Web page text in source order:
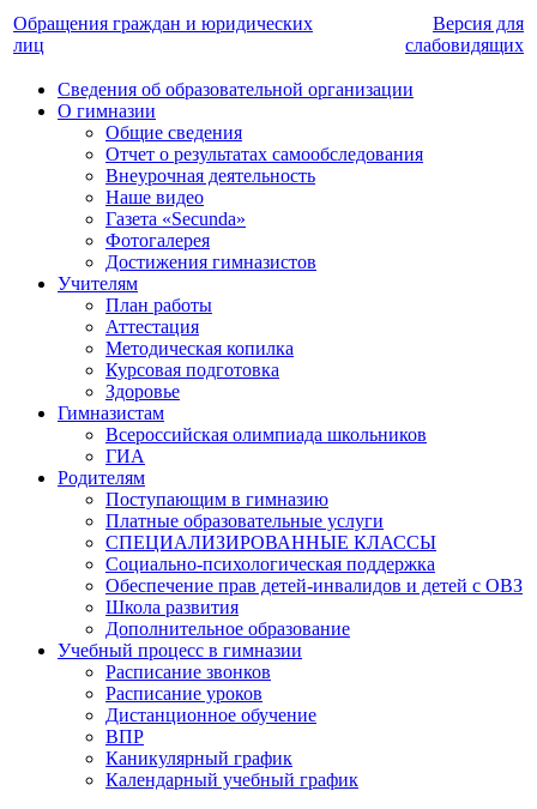
Обращения граждан и юридических
лиц
Версия для
слабовидящих
Сведения об образовательной организации
О гимназии
Общие сведения
Отчет о результатах самообследования
Внеурочная деятельность
Наше видео
Газета «Secunda»
Фотогалерея
Достижения гимназистов
Учителям
План работы
Аттестация
Методическая копилка
Курсовая подготовка
Здоровье
Гимназистам
Всероссийская олимпиада школьников
ГИА
Родителям
Поступающим в гимназию
Платные образовательные услуги
СПЕЦИАЛИЗИРОВАННЫЕ КЛАССЫ
Социально-психологическая поддержка
Обеспечение прав детей-инвалидов и детей с ОВЗ
Школа развития
Дополнительное образование
Учебный процесс в гимназии
Расписание звонков
Расписание уроков
Дистанционное обучение
ВПР
Каникулярный график
Календарный учебный график